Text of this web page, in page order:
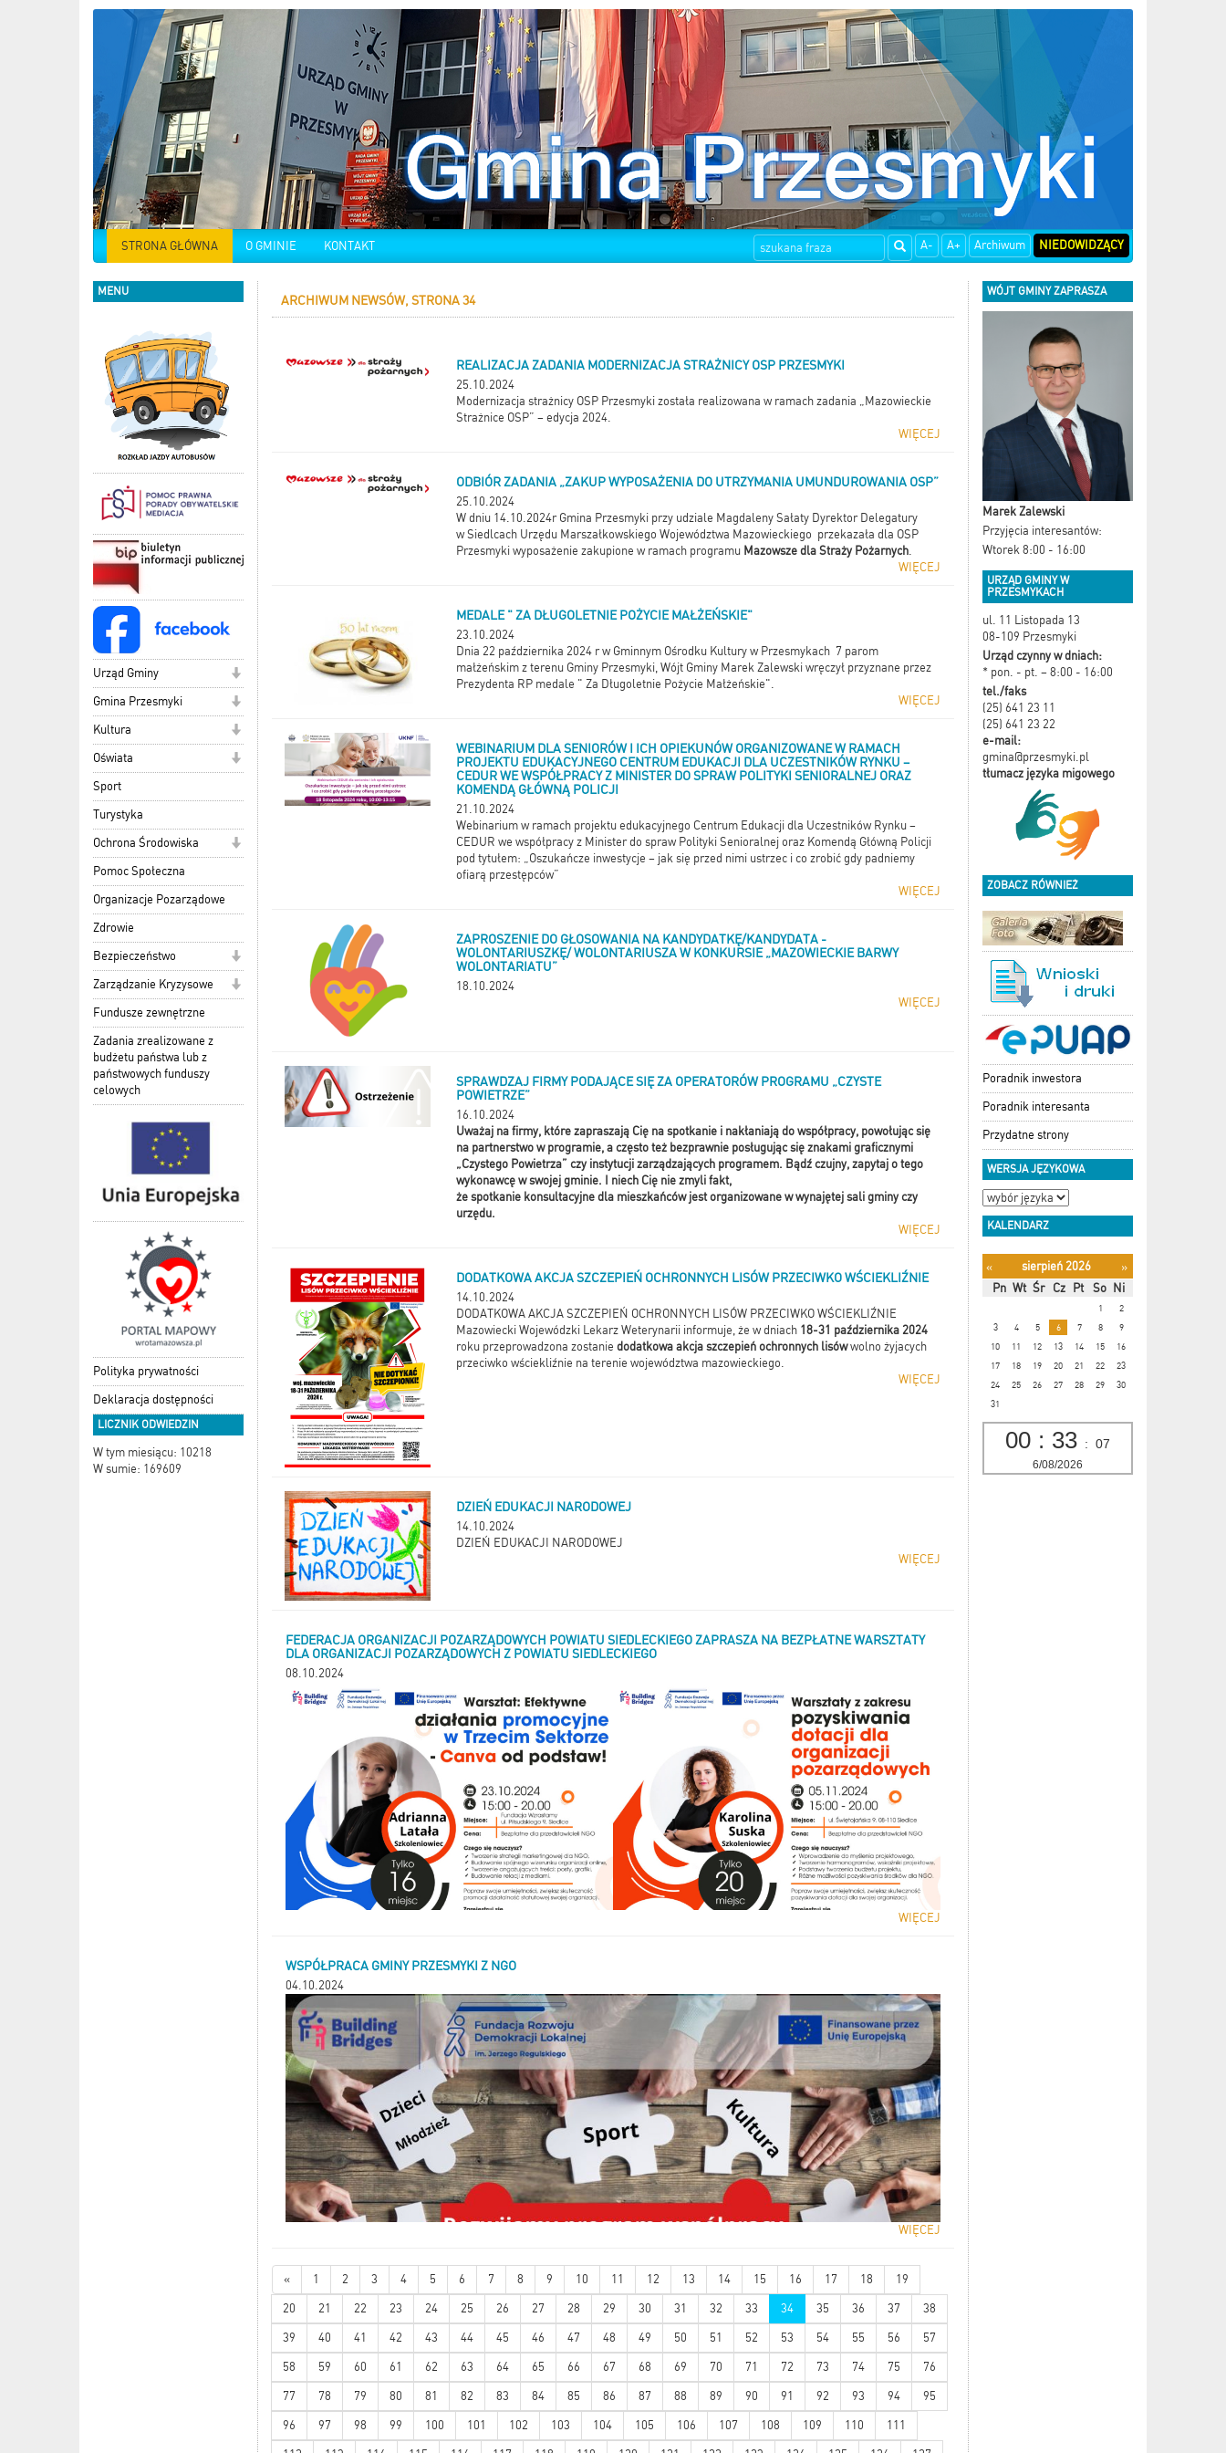
STRONA GŁÓWNA O GMINIE KONTAKT A- A+ Archiwum NIEDOWIDZĄCY
MENU
Urząd Gminy
Gmina Przesmyki
Kultura
Oświata
Sport
Turystyka
Ochrona Środowiska
Pomoc Społeczna
Organizacje Pozarządowe
Zdrowie
Bezpieczeństwo
Zarządzanie Kryzysowe
Fundusze zewnętrzne
Zadania zrealizowane z
budżetu państwa lub z
państwowych funduszy
celowych
Polityka prywatności
Deklaracja dostępności
LICZNIK ODWIEDZIN
W tym miesiącu: 10218
W sumie: 169609
ARCHIWUM NEWSÓW, STRONA 34
REALIZACJA ZADANIA MODERNIZACJA STRAŻNICY OSP PRZESMYKI
25.10.2024
Modernizacja strażnicy OSP Przesmyki została realizowana w ramach zadania „Mazowieckie
Strażnice OSP” – edycja 2024.
WIĘCEJ
ODBIÓR ZADANIA „ZAKUP WYPOSAŻENIA DO UTRZYMANIA UMUNDUROWANIA OSP”
25.10.2024
W dniu 14.10.2024r Gmina Przesmyki przy udziale Magdaleny Sałaty Dyrektor Delegatury
w Siedlcach Urzędu Marszałkowskiego Województwa Mazowieckiego przekazała dla OSP
Przesmyki wyposażenie zakupione w ramach programu Mazowsze dla Straży Pożarnych.
WIĘCEJ
MEDALE " ZA DŁUGOLETNIE POŻYCIE MAŁŻEŃSKIE"
23.10.2024
Dnia 22 października 2024 r w Gminnym Ośrodku Kultury w Przesmykach 7 parom
małżeńskim z terenu Gminy Przesmyki, Wójt Gminy Marek Zalewski wręczył przyznane przez
Prezydenta RP medale " Za Długoletnie Pożycie Małżeńskie".
WIĘCEJ
WEBINARIUM DLA SENIORÓW I ICH OPIEKUNÓW ORGANIZOWANE W RAMACH
PROJEKTU EDUKACYJNEGO CENTRUM EDUKACJI DLA UCZESTNIKÓW RYNKU –
CEDUR WE WSPÓŁPRACY Z MINISTER DO SPRAW POLITYKI SENIORALNEJ ORAZ
KOMENDĄ GŁÓWNĄ POLICJI
21.10.2024
Webinarium w ramach projektu edukacyjnego Centrum Edukacji dla Uczestników Rynku –
CEDUR we współpracy z Minister do spraw Polityki Senioralnej oraz Komendą Główną Policji
pod tytułem: „Oszukańcze inwestycje – jak się przed nimi ustrzec i co zrobić gdy padniemy
ofiarą przestępców”
WIĘCEJ
ZAPROSZENIE DO GŁOSOWANIA NA KANDYDATKĘ/KANDYDATA -
WOLONTARIUSZKĘ/ WOLONTARIUSZA W KONKURSIE „MAZOWIECKIE BARWY
WOLONTARIATU”
18.10.2024
WIĘCEJ
SPRAWDZAJ FIRMY PODAJĄCE SIĘ ZA OPERATORÓW PROGRAMU „CZYSTE
POWIETRZE”
16.10.2024
Uważaj na firmy, które zapraszają Cię na spotkanie i nakłaniają do współpracy, powołując się
na partnerstwo w programie, a często też bezprawnie posługując się znakami graficznymi
„Czystego Powietrza” czy instytucji zarządzających programem. Bądź czujny, zapytaj o tego
wykonawcę w swojej gminie. I niech Cię nie zmyli fakt,
że spotkanie konsultacyjne dla mieszkańców jest organizowane w wynajętej sali gminy czy
urzędu.
WIĘCEJ
DODATKOWA AKCJA SZCZEPIEŃ OCHRONNYCH LISÓW PRZECIWKO WŚCIEKLIŹNIE
14.10.2024
DODATKOWA AKCJA SZCZEPIEŃ OCHRONNYCH LISÓW PRZECIWKO WŚCIEKLIŹNIE
Mazowiecki Wojewódzki Lekarz Weterynarii informuje, że w dniach 18-31 października 2024
roku przeprowadzona zostanie dodatkowa akcja szczepień ochronnych lisówwolno żyjacych
przeciwko wściekliźnie na terenie województwa mazowieckiego.
WIĘCEJ
DZIEŃ EDUKACJI NARODOWEJ
14.10.2024
DZIEŃ EDUKACJI NARODOWEJ
WIĘCEJ
FEDERACJA ORGANIZACJI POZARZĄDOWYCH POWIATU SIEDLECKIEGO ZAPRASZA NA BEZPŁATNE WARSZTATY
DLA ORGANIZACJI POZARZĄDOWYCH Z POWIATU SIEDLECKIEGO
08.10.2024
WIĘCEJ
WSPÓŁPRACA GMINY PRZESMYKI Z NGO
04.10.2024
WIĘCEJ
« 1 2 3 4 5 6 7 8 9 10 11 12 13 14 15 16 17 18 19
20 21 22 23 24 25 26 27 28 29 30 31 32 33 34 35 36 37 38
39 40 41 42 43 44 45 46 47 48 49 50 51 52 53 54 55 56 57
58 59 60 61 62 63 64 65 66 67 68 69 70 71 72 73 74 75 76
77 78 79 80 81 82 83 84 85 86 87 88 89 90 91 92 93 94 95
96 97 98 99 100 101 102 103 104 105 106 107 108 109 110 111
WÓJT GMINY ZAPRASZA
Marek Zalewski
Przyjęcia interesantów:
Wtorek 8:00 - 16:00
URZĄD GMINY W
PRZESMYKACH
ul. 11 Listopada 13
08-109 Przesmyki
Urząd czynny w dniach:
* pon. - pt. – 8:00 - 16:00
tel./faks
(25) 641 23 11
(25) 641 23 22
e-mail:
gmina@przesmyki.pl
tłumacz języka migowego
ZOBACZ RÓWNIEŻ
Poradnik inwestora
Poradnik interesanta
Przydatne strony
WERSJA JĘZYKOWA
KALENDARZ
« sierpień 2026
»
Pn Wt Śr Cz Pt So Ni
1
2
3
4 5 6 7 8
9
10
11 12 13 14 15
16
17
18 19 20 21 22
23
24
25 26 27 28 29
30
31
00 : 33 : 08
6/08/2026